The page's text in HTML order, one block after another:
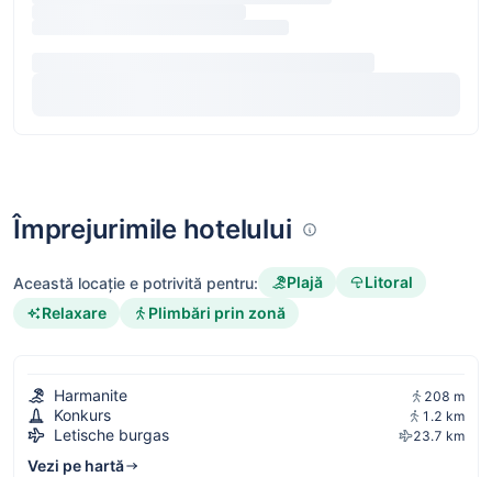
Împrejurimile hotelului
Această locație e potrivită pentru: Plajă
Litoral
Relaxare
Plimbări prin zonă
Harmanite 208 m
Konkurs 1.2 km
Letische burgas 23.7 km
Vezi pe hartă